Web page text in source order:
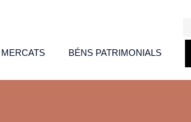
MERCATS BÉNS PATRIMONIALS